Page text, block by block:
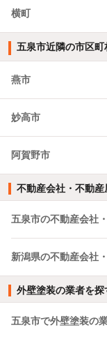
横町
五泉市近隣の市区町
燕市
妙高市
阿賀野市
不動産会社・不動産
五泉市の不動産会社
新潟県の不動産会社
外壁塗装の業者を探
五泉市で外壁塗装の